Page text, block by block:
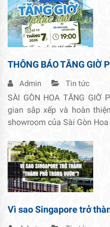
THÔNG BÁO TĂNG GIỜ
Admin Tin tức
SÀI GÒN HOA TĂNG GIỜ
gian sắp xếp và hoàn
showroom của Sài Gòn
Vì sao Singapore trở